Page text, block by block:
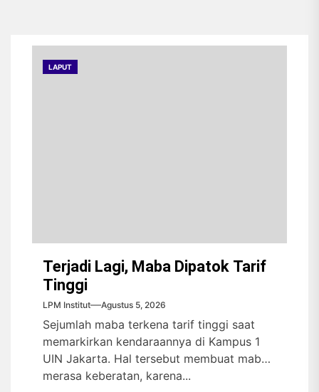
LAPUT
Terjadi Lagi, Maba Dipatok Tarif
Tinggi
LPM Institut Agustus 5, 2026
Sejumlah maba terkena tarif tinggi saat
memarkirkan kendaraannya di Kampus 1
UIN Jakarta. Hal tersebut membuat maba
merasa keberatan, karena...